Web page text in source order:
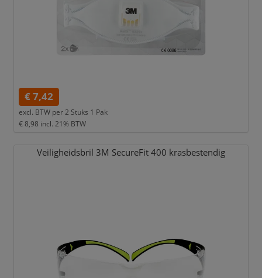
€ 7,42
excl. BTW per 2 Stuks 1 Pak
€ 8,98 incl. 21% BTW
Veiligheidsbril 3M SecureFit 400 krasbestendig